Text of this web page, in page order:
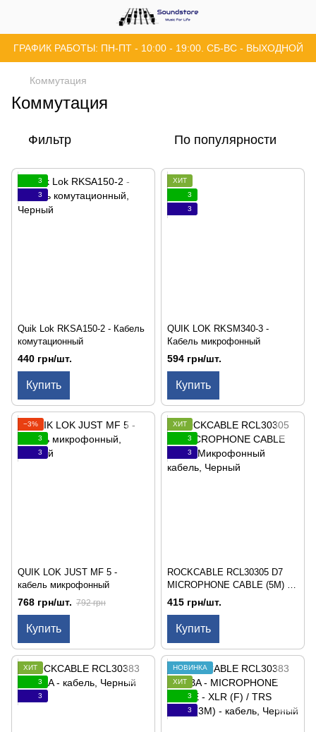
ГРАФИК РАБОТЫ: ПН-ПТ - 10:00 - 19:00. СБ-ВС - ВЫХОДНОЙ
Коммутация
Коммутация
Фильтр По популярности
3
3
Quik Lok RKSA150-2 - Кабель
комутационный
440 грн/шт.
Купить
ХИТ
3
3
QUIK LOK RKSM340-3 -
Кабель микрофонный
594 грн/шт.
Купить
−3%
3
3
QUIK LOK JUST MF 5 -
кабель микрофонный
768 грн/шт. 792 грн
Купить
ХИТ
3
3
ROCKCABLE RCL30305 D7
MICROPHONE CABLE (5M) -
Микрофонный кабель
415 грн/шт.
Купить
ХИТ
3
3
НОВИНКА
ХИТ
3
3